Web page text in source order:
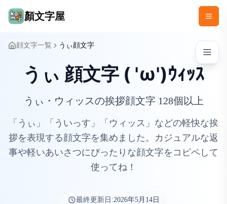
顏文字屋
顔文字一覧 うぃ顔文字
うぃ 顔文字 ( 'ω')ｳｨｯｽ
うぃ・ウィッスの挨拶顔文字 128個以上
「うぃ」「ういっす」「ウィッス」などの軽快な挨
拶を表現する顔文字を集めました。カジュアルな返
事や軽いあいさつにぴったりな顔文字をコピペして
使ってね！
最終更新日:2026年5月14日